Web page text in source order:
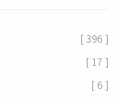
[ 396 ]
[ 17 ]
[ 6 ]